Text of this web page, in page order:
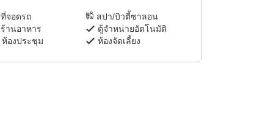
ที่จอดรถ
สปา/บิวตี้ซาลอน
ร้านอาหาร
ตู้จำหน่ายอัตโนมัติ
ห้องประชุม
ห้องจัดเลี้ยง